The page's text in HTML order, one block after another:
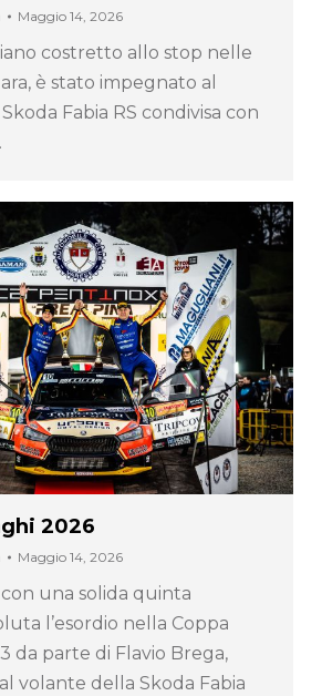
Maggio 14, 2026
costretto allo stop nelle
è stato impegnato al
Fabia RS condivisa con
2026
Maggio 14, 2026
una solida quinta
l’esordio nella Coppa
da parte di Flavio Brega,
volante della Skoda Fabia